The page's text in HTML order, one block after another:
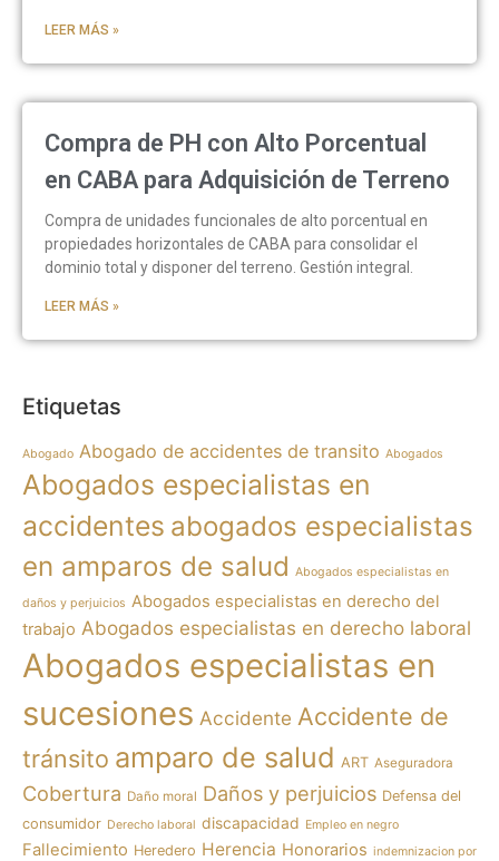
LEER MÁS »
Compra de PH con Alto Porcentual
en CABA para Adquisición de Terreno
Compra de unidades funcionales de alto porcentual en
propiedades horizontales de CABA para consolidar el
dominio total y disponer del terreno. Gestión integral.
LEER MÁS »
Etiquetas
Abogado Abogado de accidentes de transito Abogados
Abogados especialistas en
accidentes abogados especialistas
en amparos de salud Abogados especialistas en
daños y perjuicios Abogados especialistas en derecho del
trabajo Abogados especialistas en derecho laboral
Abogados especialistas en
sucesiones Accidente Accidente de
tránsito amparo de salud ART Aseguradora
Cobertura Daño moral Daños y perjuicios Defensa del
consumidor Derecho laboral discapacidad Empleo en negro
Fallecimiento Heredero Herencia Honorarios indemnizacion por